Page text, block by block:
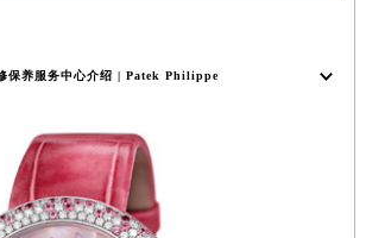
保养服务中心介绍 | Patek Philippe